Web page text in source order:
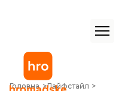
Головна Лайфстайл
За час АТО із ЗСУ